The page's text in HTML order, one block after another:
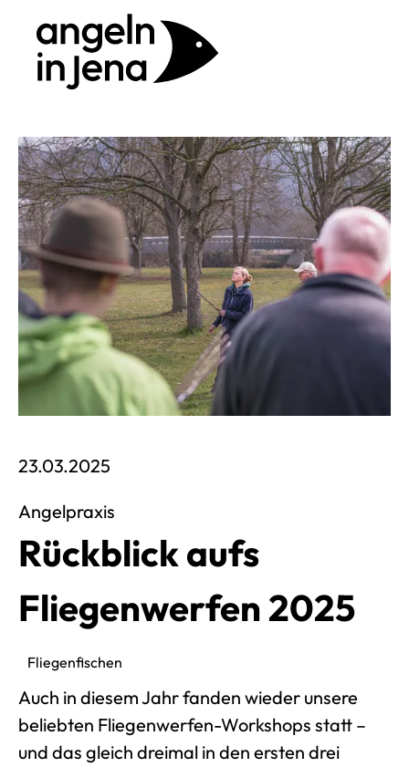
23.03.2025
Angelpraxis
Rückblick aufs
Fliegenwerfen 2025
Fliegenfischen
Auch in diesem Jahr fanden wieder unsere
beliebten Fliegenwerfen-Workshops statt –
und das gleich dreimal in den ersten drei